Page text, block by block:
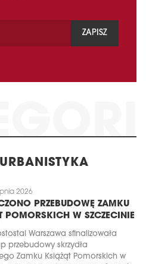
ZAPISZ
2026
PRZEBUDOWĘ ZAMKU
POMORSKICH W SZCZECINIE
Warszawa sfinalizowała
przebudowy skrzydła
Zamku Książąt Pomorskich w